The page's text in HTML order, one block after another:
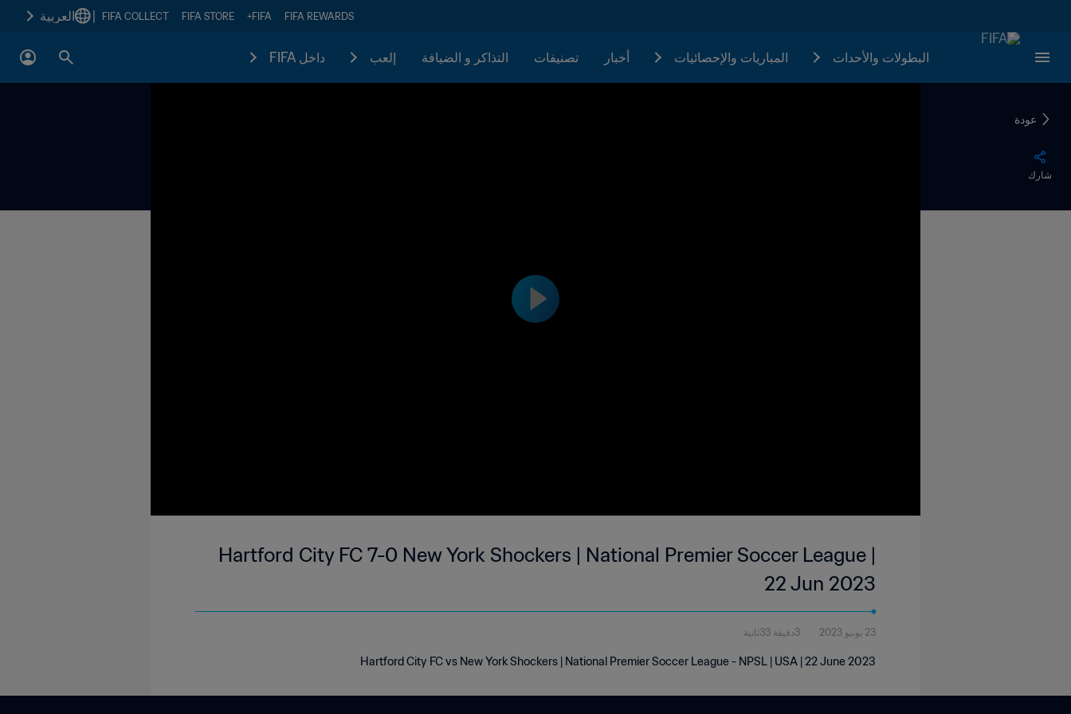
FIFA REWARDS
FIFA+
FIFA STORE
FIFA COLLECT العربية
البطولات والأحدات المباريات والإحصائيات أخبار تصنيفات التذاكر و الضيافة إلعب داخل FIFA
عودة
شارك
Hartford City FC 7-0 New York Shockers | National Premier Soccer League |
22 Jun 2023
23 يونيو 2023 3دقيقة 33ثانية
Hartford City FC vs New York Shockers | National Premier Soccer League - NPSL | USA | 22 June 2023